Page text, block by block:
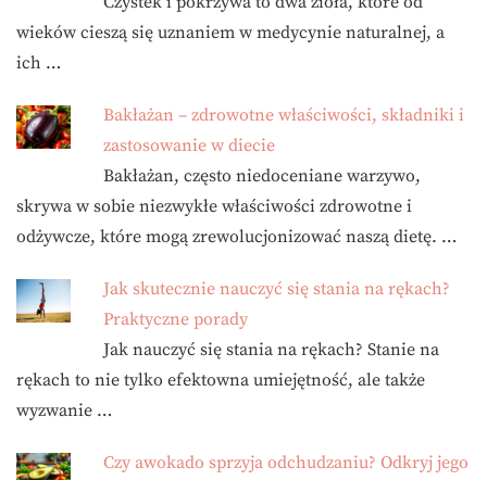
wieków cieszą się uznaniem w medycynie naturalnej, a
ich …
Bakłażan – zdrowotne właściwości, składniki i
zastosowanie w diecie
Bakłażan, często niedoceniane warzywo,
skrywa w sobie niezwykłe właściwości zdrowotne i
odżywcze, które mogą zrewolucjonizować naszą dietę. …
Jak skutecznie nauczyć się stania na rękach?
Praktyczne porady
Jak nauczyć się stania na rękach? Stanie na
rękach to nie tylko efektowna umiejętność, ale także
wyzwanie …
Czy awokado sprzyja odchudzaniu? Odkryj jego